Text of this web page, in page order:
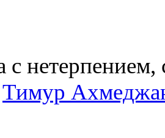
с нетерпением,
Тимур